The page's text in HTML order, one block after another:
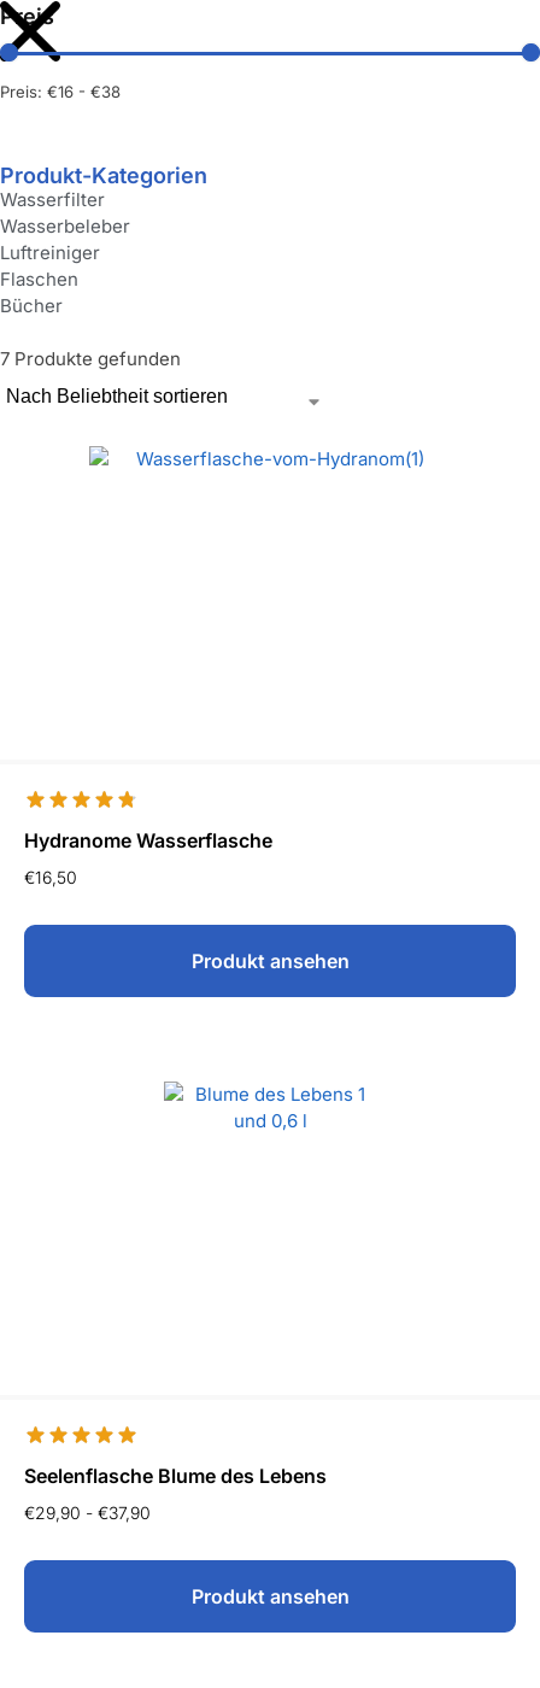
Preis
Preis: €16 - €38
Produkt-Kategorien
Wasserfilter
Wasserbeleber
Luftreiniger
Flaschen
Bücher
7 Produkte gefunden
Hydranome Wasserflasche
€16,50
Produkt ansehen
Seelenflasche Blume des Lebens
€29,90 - €37,90
Produkt ansehen